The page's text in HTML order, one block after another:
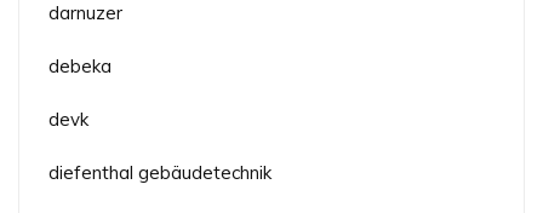
darnuzer
debeka
devk
diefenthal gebäudetechnik